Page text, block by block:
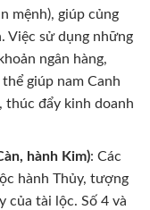
mệnh), giúp củng
Việc sử dụng những
ngân hàng,
giúp nam Canh
thúc đẩy kinh doanh
hành Kim): Các
hành Thủy, tượng
của tài lộc. Số 4 và